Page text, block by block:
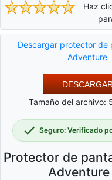
Haz
Descargar protector de
Adventure
Tamaño del archivo:
Seguro: Verificado
Protector de
Adventure